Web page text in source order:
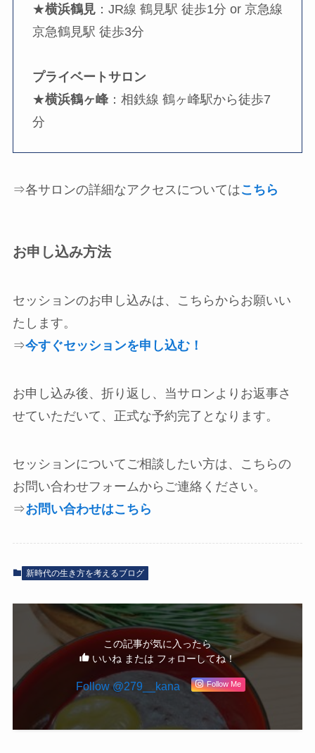
★横浜鶴見：JR線 鶴見駅 徒歩1分 or 京急線
京急鶴見駅 徒歩3分
プライベートサロン
★横浜鶴ヶ峰：相鉄線 鶴ヶ峰駅から徒歩7
分
⇒各サロンの詳細なアクセスについてはこちら
お申し込み方法
セッションのお申し込みは、こちらからお願いい
たします。
⇒今すぐセッションを申し込む！
お申し込み後、折り返し、当サロンよりお返事さ
せていただいて、正式な予約完了となります。
セッションについてご相談したい方は、こちらの
お問い合わせフォームからご連絡ください。
⇒お問い合わせはこちら
新時代の生き方を考えるブログ
この記事が気に入ったら
いいね または フォローしてね！
Follow @279__kana Follow Me